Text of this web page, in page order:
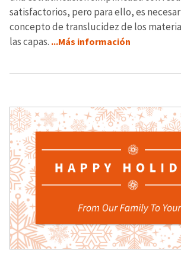
satisfactorios, pero para ello, es
concepto de translucidez de los
las capas. ...Más información